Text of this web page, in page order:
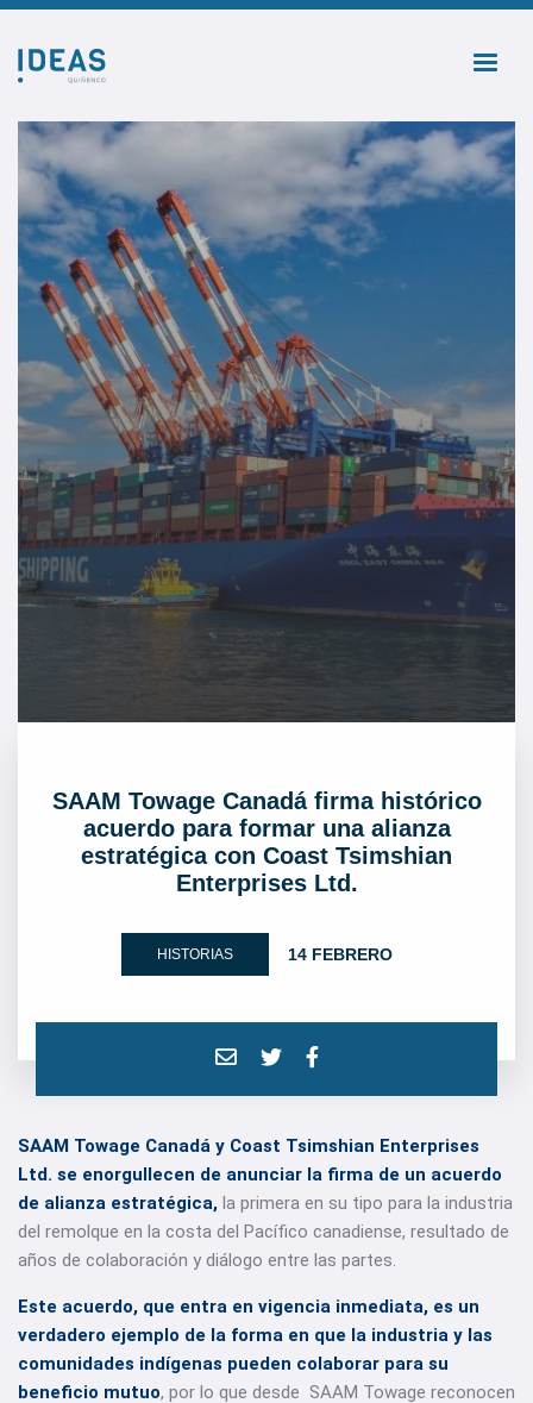
SAAM Towage Canadá firma histórico
acuerdo para formar una alianza
estratégica con Coast Tsimshian
Enterprises Ltd.
HISTORIAS 14 FEBRERO
SAAM Towage Canadá y Coast Tsimshian Enterprises
Ltd. se enorgullecen de anunciar la firma de un acuerdo
de alianza estratégica, la primera en su tipo para la industria
del remolque en la costa del Pacífico canadiense, resultado de
años de colaboración y diálogo entre las partes.
Este acuerdo, que entra en vigencia inmediata, es un
verdadero ejemplo de la forma en que la industria y las
comunidades indígenas pueden colaborar para su
beneficio mutuo, por lo que desde SAAM Towage reconocen